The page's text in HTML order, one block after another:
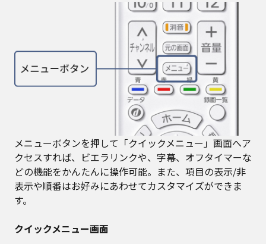
メニューボタンを押して「クイックメニュー」画面へア
クセスすれば、ビエラリンクや、字幕、オフタイマーな
どの機能をかんたんに操作可能。また、項目の表示/非
表示や順番はお好みにあわせてカスタマイズができま
す。
クイックメニュー画面